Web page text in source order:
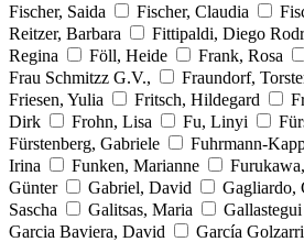
Fischer, Saida
Fischer, Claudia
Reitzer, Barbara
Fittipaldi, Diego
Regina
Föll, Heide Frank, Rosa
Frau Schmitzz G.V.,
Fraundorf,
Friesen, Yulia
Fritsch, Hildegard
Dirk
Frohn, Lisa Fu, Linyi
Fürstenberg, Gabriele
Fuhrmann-
Irina
Funken, Marianne
Günter
Gabriel, David Gagliardo,
Sascha
Galitsas, Maria
Garcia Baviera, David
García